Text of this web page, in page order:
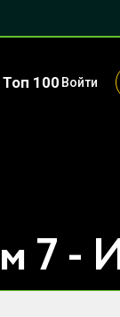
Топ 100 Войти